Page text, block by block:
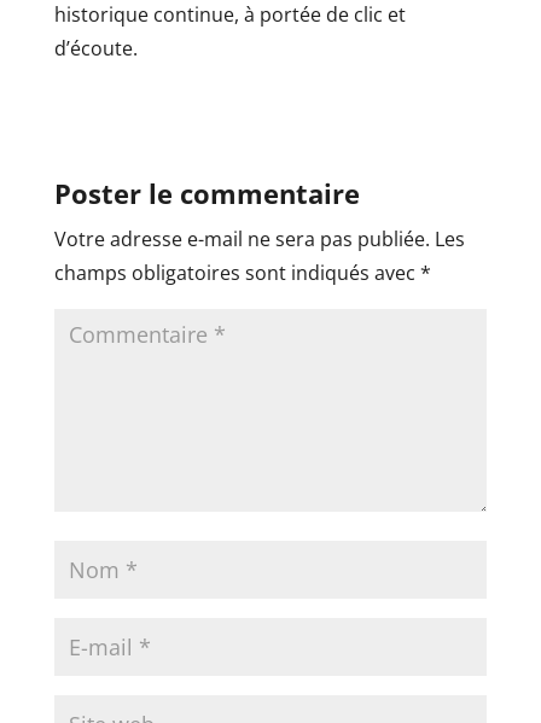
historique continue, à portée de clic et
d’écoute.
Poster le commentaire
Votre adresse e-mail ne sera pas publiée. Les
champs obligatoires sont indiqués avec *